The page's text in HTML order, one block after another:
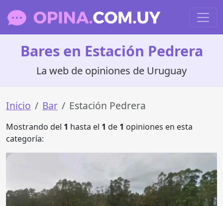
Bares en Estación Pedrera
La web de opiniones de Uruguay
Inicio Bar Estación Pedrera
Mostrando del 1 hasta el 1 de 1 opiniones en esta
categoría: